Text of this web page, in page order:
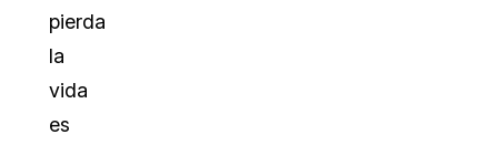
pierda
la
vida
es